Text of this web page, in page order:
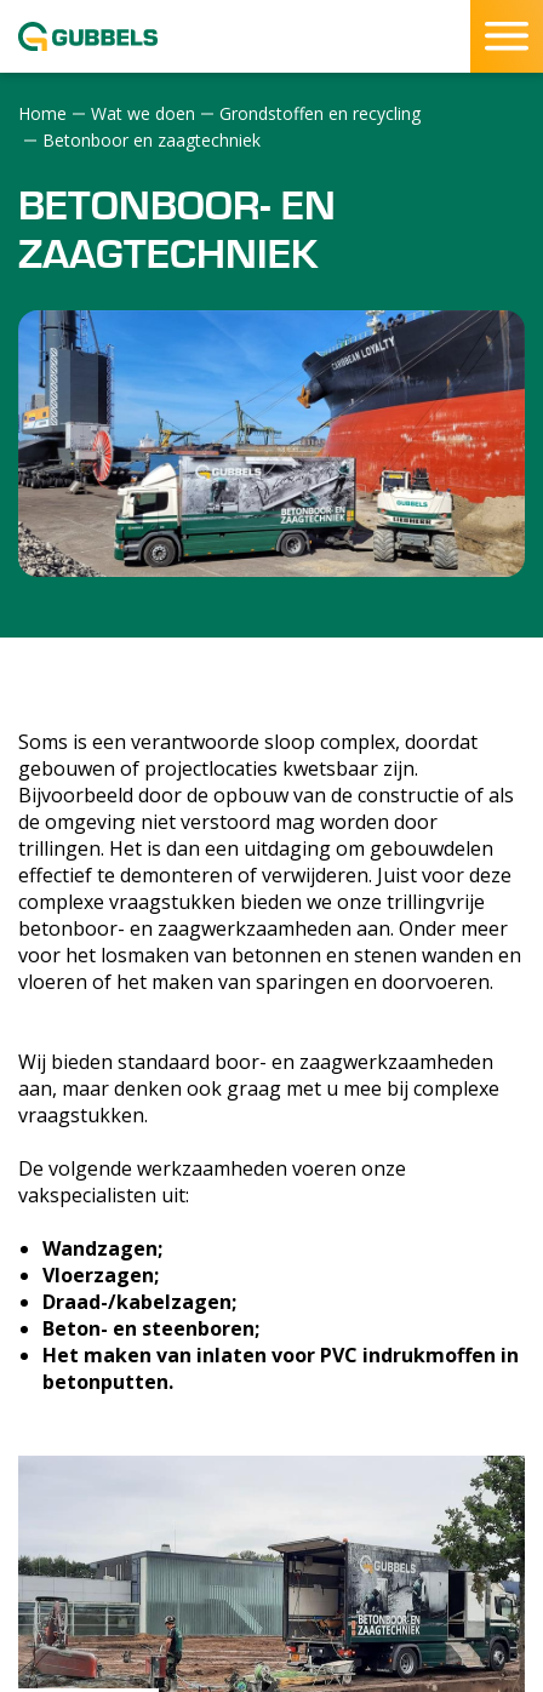
Home Wat we doen
Grondstoffen en recycling
Betonboor en zaagtechniek
BETONBOOR- EN
ZAAGTECHNIEK
Soms is een verantwoorde sloop complex, doordat
gebouwen of projectlocaties kwetsbaar zijn.
Bijvoorbeeld door de opbouw van de constructie of als
de omgeving niet verstoord mag worden door
trillingen. Het is dan een uitdaging om gebouwdelen
effectief te demonteren of verwijderen. Juist voor deze
complexe vraagstukken bieden we onze trillingvrije
betonboor- en zaagwerkzaamheden aan. Onder meer
voor het losmaken van betonnen en stenen wanden en
vloeren of het maken van sparingen en doorvoeren.
Wij bieden standaard boor- en zaagwerkzaamheden
aan, maar denken ook graag met u mee bij complexe
vraagstukken.
De volgende werkzaamheden voeren onze
vakspecialisten uit:
Wandzagen;
Vloerzagen;
Draad-/kabelzagen;
Beton- en steenboren;
Het maken van inlaten voor PVC indrukmoffen in
betonputten.